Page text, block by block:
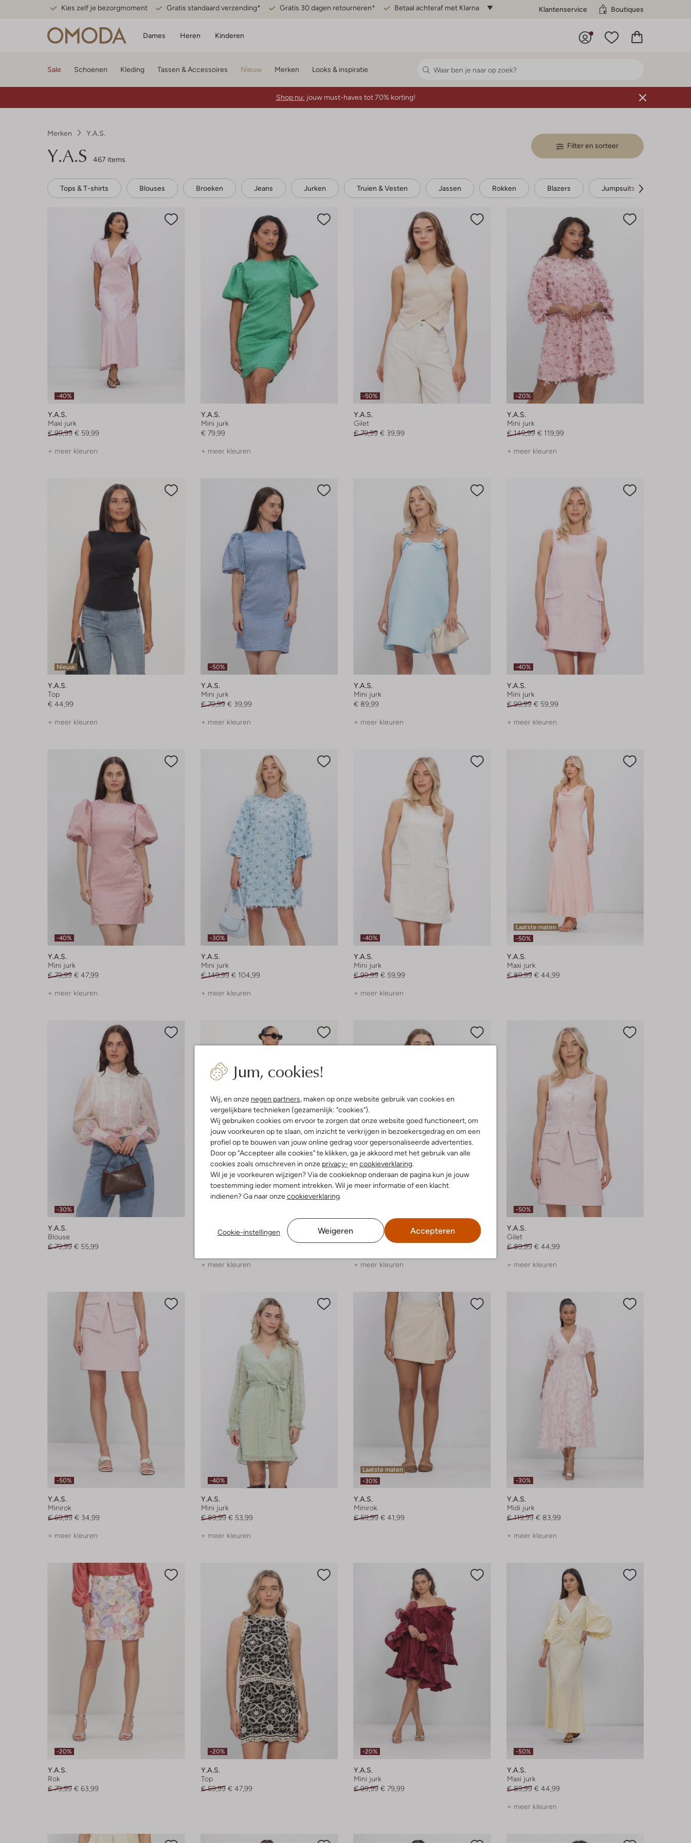
Kies zelf je bezorgmoment Gratis standaard verzending* Gratis 30 dagen retourneren* Betaal achteraf met Klarna Klantenservice Boutiques
Dames Heren Kinderen
Jum, cookies!
Wij, en onze negen partners, maken op onze website gebruik van cookies en
vergelijkbare technieken (gezamenlijk: "cookies").
Wij gebruiken cookies om ervoor te zorgen dat onze website goed functioneert, om
jouw voorkeuren op te slaan, om inzicht te verkrijgen in bezoekersgedrag en om een
profiel op te bouwen van jouw online gedrag voor gepersonaliseerde advertenties.
Door op "Accepteer alle cookies" te klikken, ga je akkoord met het gebruik van alle
cookies zoals omschreven in onze privacy- en cookieverklaring.
Wil je je voorkeuren wijzigen? Via de cookieknop onderaan de pagina kun je jouw
toestemming ieder moment intrekken. Wil je meer informatie of een klacht
indienen? Ga naar onzecookieverklaring.
Cookie-instellingen Weigeren Accepteren
Sale Schoenen Kleding Tassen & Accessoires Nieuw Merken Looks & inspiratie
Shop nu: jouw must-haves tot 70% korting!
Merken Y.a.s.
Y.A.S 467 items
Filter en sorteer
Tops & T-shirts Blouses Broeken Jeans Jurken Truien & Vesten Jassen Rokken Blazers Jumpsuits
-40%
Y.a.s.
Maxi jurk
€ 99,99 € 59,99
+ meer kleuren
Y.a.s.
Mini jurk
€ 79,99
+ meer kleuren
-50%
Y.a.s.
Gilet
€ 79,99 € 39,99
-20%
Y.a.s.
Mini jurk
€ 149,99 € 119,99
+ meer kleuren
Nieuw
Y.a.s.
Top
€ 44,99
+ meer kleuren
-50%
Y.a.s.
Mini jurk
€ 79,99 € 39,99
+ meer kleuren
Y.a.s.
Mini jurk
€ 89,99
+ meer kleuren
-40%
Y.a.s.
Mini jurk
€ 99,99 € 59,99
+ meer kleuren
-40%
Y.a.s.
Mini jurk
€ 79,99 € 47,99
+ meer kleuren
-30%
Y.a.s.
Mini jurk
€ 149,99 € 104,99
+ meer kleuren
-40%
Y.a.s.
Mini jurk
€ 99,99 € 59,99
+ meer kleuren
Laatste maten
-50%
Y.a.s.
Maxi jurk
€ 89,99 € 44,99
-30%
Y.a.s.
Blouse
€ 79,99 € 55,99
Y.a.s.
Maxi jurk
+ meer kleuren
Mini jurk
+ meer kleuren
-50%
Y.a.s.
Gilet
€ 89,99 € 44,99
+ meer kleuren
-50%
Y.a.s.
Minirok
€ 69,99 € 34,99
+ meer kleuren
-40%
Y.a.s.
Mini jurk
€ 89,99 € 53,99
+ meer kleuren
Laatste maten
-30%
Y.a.s.
Minirok
€ 59,99 € 41,99
-30%
Y.a.s.
Midi jurk
€ 119,99 € 83,99
+ meer kleuren
-20%
Y.a.s.
Rok
€ 79,99 € 63,99
-20%
Y.a.s.
Top
€ 59,99 € 47,99
-20%
Y.a.s.
Mini jurk
€ 99,99 € 79,99
-50%
Y.a.s.
Maxi jurk
€ 89,99 € 44,99
+ meer kleuren